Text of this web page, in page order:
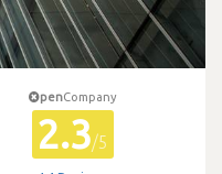
penCompany
2.3/5